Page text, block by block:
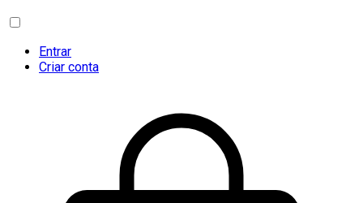
Entrar
Criar conta